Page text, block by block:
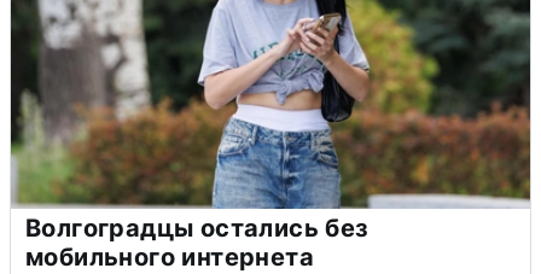
Волгоградцы остались без
мобильного интернета